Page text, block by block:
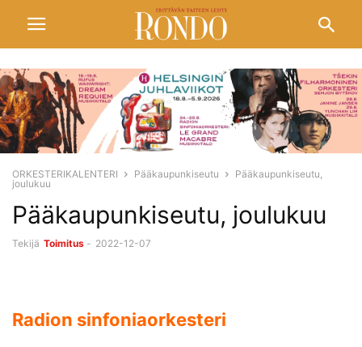
ORKESTERIKALENTERI Pääkaupunkiseutu
Pääkaupunkiseutu,
joulukuu
Pääkaupunkiseutu, joulukuu
Tekijä Toimitus - 2022-12-07
Radion sinfoniaorkesteri